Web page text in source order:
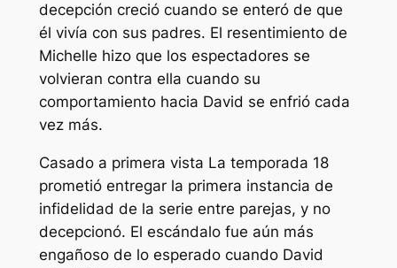
decepción creció cuando se enteró de que
él vivía con sus padres. El resentimiento de
Michelle hizo que los espectadores se
volvieran contra ella cuando su
comportamiento hacia David se enfrió cada
vez más.
Casado a primera vista La temporada 18
prometió entregar la primera instancia de
infidelidad de la serie entre parejas, y no
decepcionó. El escándalo fue aún más
engañoso de lo esperado cuando David